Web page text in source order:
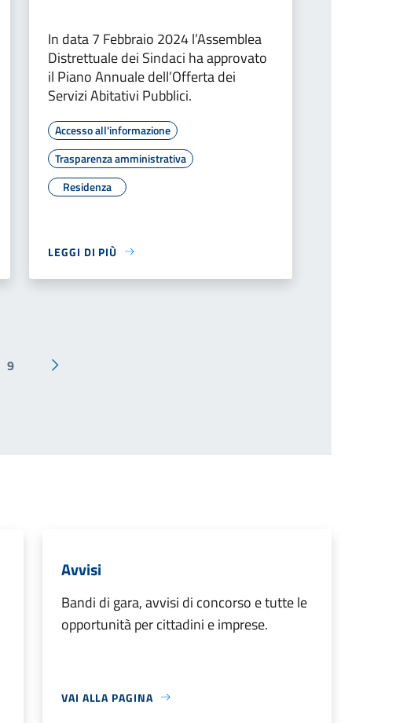
In data 7 Febbraio 2024 l’Assemblea
Distrettuale dei Sindaci ha approvato
il Piano Annuale dell’Offerta dei
Servizi Abitativi Pubblici.
Accesso all'informazione
Trasparenza amministrativa
Residenza
LEGGI DI PIÙ
9
Pagina successiva
Avvisi
Bandi di gara, avvisi di concorso e tutte le
opportunità per cittadini e imprese.
VAI ALLA PAGINA